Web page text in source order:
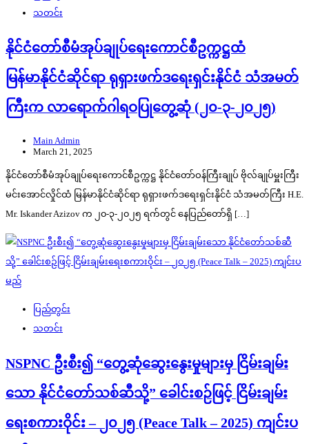
သတင်း
နိုင်ငံတော်စီမံအုပ်ချုပ်ရေးကောင်စီဥက္ကဋ္ဌထံ
မြန်မာနိုင်ငံဆိုင်ရာ ရုရှားဖက်ဒရေးရှင်းနိုင်ငံ သံအမတ်
ကြီးက လာရောက်ဂါရဝပြုတွေ့ဆုံ (၂၀-၃-၂၀၂၅)
Main Admin
March 21, 2025
နိုင်ငံတော်စီမံအုပ်ချုပ်ရေးကောင်စီဥက္ကဋ္ဌ နိုင်ငံတော်ဝန်ကြီးချုပ် ဗိုလ်ချုပ်မှူးကြီး
မင်းအောင်လှိုင်ထံ မြန်မာနိုင်ငံဆိုင်ရာ ရုရှားဖက်ဒရေးရှင်းနိုင်ငံ သံအမတ်ကြီး H.E.
Mr. Iskander Azizov က ၂၀-၃-၂၀၂၅ ရက်တွင် နေပြည်တော်ရှိ […]
ပြည်တွင်း
သတင်း
NSPNC ဦးစီး၍ “တွေ့ဆုံဆွေးနွေးမှုများမှ ငြိမ်းချမ်း
သော နိုင်ငံတော်သစ်ဆီသို့” ခေါင်းစဉ်ဖြင့် ငြိမ်းချမ်း
ရေးစကားဝိုင်း – ၂၀၂၅ (Peace Talk – 2025) ကျင်းပ